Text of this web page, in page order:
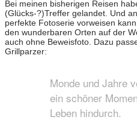
Bei meinen bisherigen Reisen
(Glücks-?)Treffer gelandet. Und
perfekte Fotoserie vorweisen
den wunderbaren Orten auf der
auch ohne Beweisfoto. Dazu
Grillparzer:
Monde und Jahre
ein schöner
Leben hindurch.